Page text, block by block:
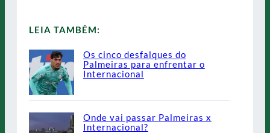
LEIA TAMBÉM:
Os cinco desfalques do
Palmeiras para enfrentar o
Internacional
Onde vai passar Palmeiras x
Internacional?